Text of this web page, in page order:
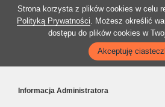
Strona korzysta z plików cookies w celu
Polityką Prywatności. Możesz określić
dostępu do plików cookies w
Akceptuję
Informacja Administratora